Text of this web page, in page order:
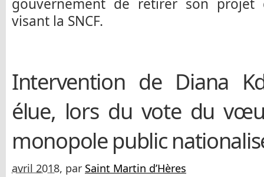
visant la SNCF.
Intervention de Diana
élue, lors du vote du
monopole public
avril 2018, par Saint Martin d’Hères